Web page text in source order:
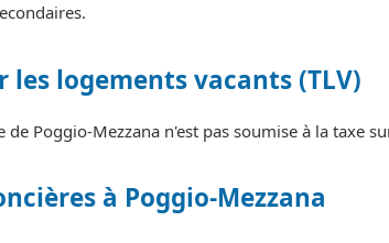
les logements vacants (TLV)
de Poggio-Mezzana n'est pas soumise à la taxe
à Poggio-Mezzana